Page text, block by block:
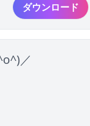
ダウンロード
／